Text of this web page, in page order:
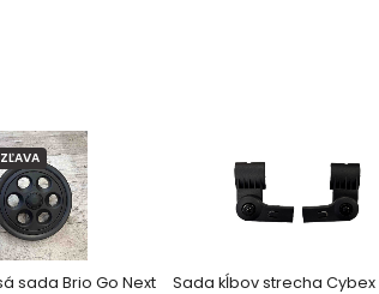
sada Brio Go Next
Sada kĺbov strecha Cybex